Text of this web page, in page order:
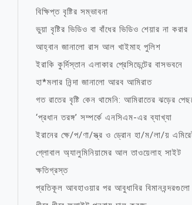
বিক্ষিপ্ত বৃষ্টির সম্ভাবনা
ভুয়া বৃষ্টির ভিডিও বা বাঁধের ভিডিও শেয়ার না করার
আহ্বান জানালো রাস আল খাইমাহ পুলিশ
ইরাকি কুর্দিস্তান এলাকার প্রেসিডেন্টের বাসভবনে
হা*মলার নিন্দা জানালো আরব আমিরাত
গত রাতের বৃষ্টি কেন থামেনি: আমিরাতের ঝড়ের
‘প্রধান তরঙ্গ’ সম্পর্কে এনসিএম-এর ব্যাখ্যা
ইরানের ক্ষে/প/ণা/স্ত্র ও ড্রোন হা/ম/লা/য়
গ্লোবাল অ্যালুমিনিয়ামের আল তাওয়েলাহ সাইট
ক্ষতিগ্রস্ত
প্রতিকূল আবহাওয়ার পর আবুধাবির বিমানবন্দরগুলো